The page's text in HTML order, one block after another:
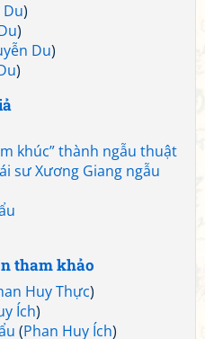
Du)
)
Du)
)
khúc” thành ngẫu thuật
sư Xương Giang ngẫu
tham khảo
Huy Thực)
Ích)
(Phan Huy Ích)